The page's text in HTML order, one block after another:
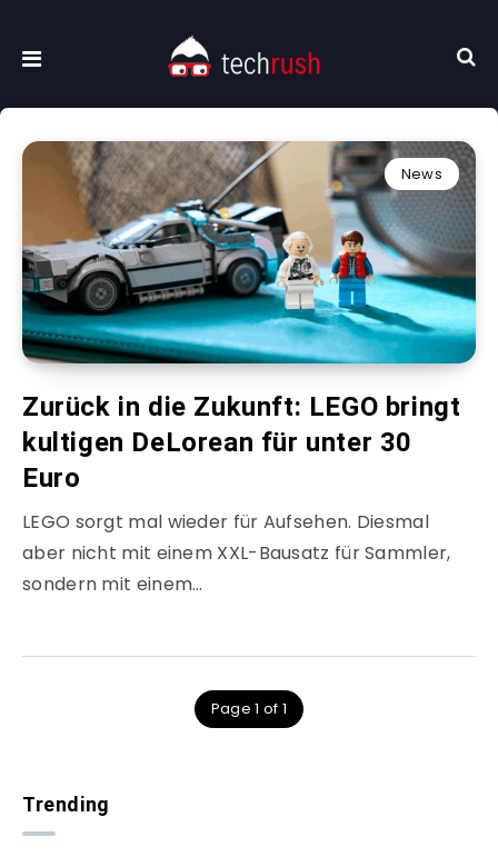
News
Zurück in die Zukunft: LEGO bringt
kultigen DeLorean für unter 30
Euro
LEGO sorgt mal wieder für Aufsehen. Diesmal
aber nicht mit einem XXL-Bausatz für Sammler,
sondern mit einem…
Page 1 of 1
Trending